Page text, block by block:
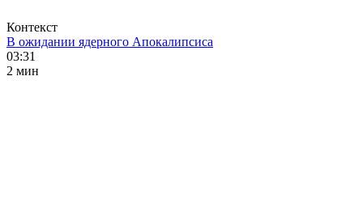
Контекст
В ожидании ядерного Апокалипсиса
03:31
2 мин